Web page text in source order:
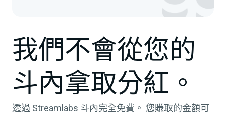
我們不會從您的
斗內拿取分紅。
透過 Streamlabs 斗內完全免費。 您賺取的金額可